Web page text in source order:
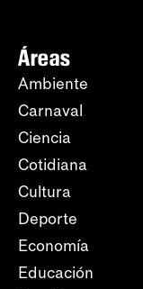
Áreas
Ambiente
Carnaval
Ciencia
Cotidiana
Cultura
Deporte
Economía
Educación